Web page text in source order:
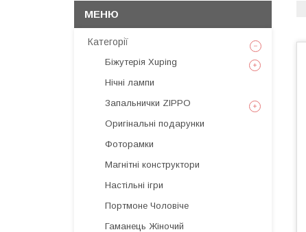
Категорії
Біжутерія Xuping
Нічні лампи
Запальнички ZIPPO
Оригінальні подарунки
Фоторамки
Магнітні конструктори
Настільні ігри
Портмоне Чоловіче
Гаманець Жіночий